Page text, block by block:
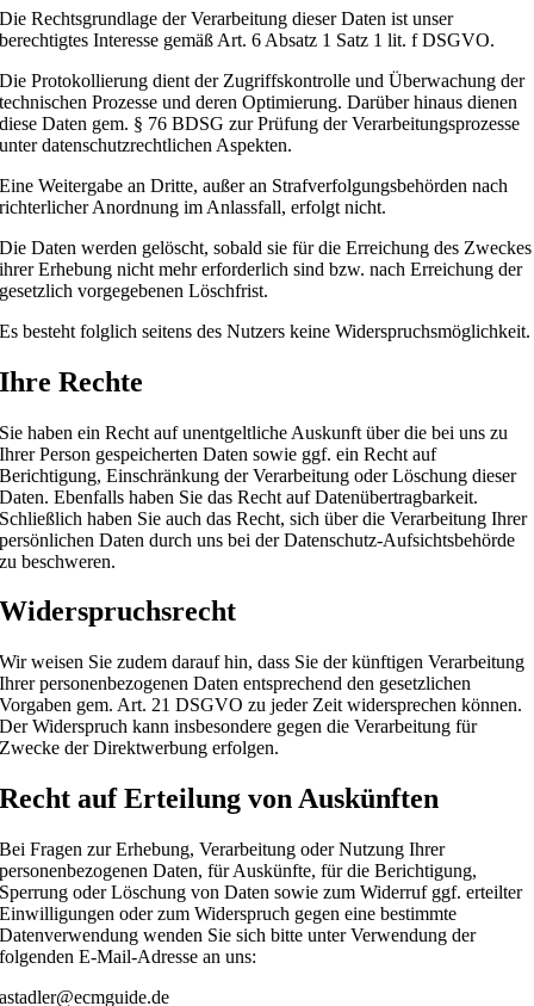
Die Rechtsgrundlage der Verarbeitung dieser Daten ist unser
berechtigtes Interesse gemäß Art. 6 Absatz 1 Satz 1 lit. f DSGVO.
Die Protokollierung dient der Zugriffskontrolle und Überwachung der
technischen Prozesse und deren Optimierung. Darüber hinaus dienen
diese Daten gem. § 76 BDSG zur Prüfung der Verarbeitungsprozesse
unter datenschutzrechtlichen Aspekten.
Eine Weitergabe an Dritte, außer an Strafverfolgungsbehörden nach
richterlicher Anordnung im Anlassfall, erfolgt nicht.
Die Daten werden gelöscht, sobald sie für die Erreichung des Zweckes
ihrer Erhebung nicht mehr erforderlich sind bzw. nach Erreichung der
gesetzlich vorgegebenen Löschfrist.
Es besteht folglich seitens des Nutzers keine Widerspruchsmöglichkeit.
Ihre Rechte
Sie haben ein Recht auf unentgeltliche Auskunft über die bei uns zu
Ihrer Person gespeicherten Daten sowie ggf. ein Recht auf
Berichtigung, Einschränkung der Verarbeitung oder Löschung dieser
Daten. Ebenfalls haben Sie das Recht auf Datenübertragbarkeit.
Schließlich haben Sie auch das Recht, sich über die Verarbeitung Ihrer
persönlichen Daten durch uns bei der Datenschutz-Aufsichtsbehörde
zu beschweren.
Widerspruchsrecht
Wir weisen Sie zudem darauf hin, dass Sie der künftigen Verarbeitung
Ihrer personenbezogenen Daten entsprechend den gesetzlichen
Vorgaben gem. Art. 21 DSGVO zu jeder Zeit widersprechen können.
Der Widerspruch kann insbesondere gegen die Verarbeitung für
Zwecke der Direktwerbung erfolgen.
Recht auf Erteilung von Auskünften
Bei Fragen zur Erhebung, Verarbeitung oder Nutzung Ihrer
personenbezogenen Daten, für Auskünfte, für die Berichtigung,
Sperrung oder Löschung von Daten sowie zum Widerruf ggf. erteilter
Einwilligungen oder zum Widerspruch gegen eine bestimmte
Datenverwendung wenden Sie sich bitte unter Verwendung der
folgenden E-Mail-Adresse an uns:
astadler@ecmguide.de